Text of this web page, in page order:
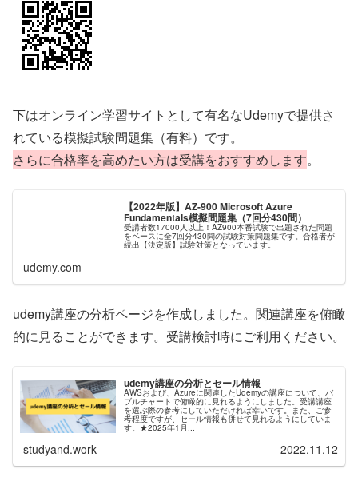
下はオンライン学習サイトとして有名なUdemyで提供さ
れている模擬試験問題集（有料）です。
さらに合格率を高めたい方は受講をおすすめします。
【2022年版】AZ-900 Microsoft Azure
Fundamentals模擬問題集（7回分430問）
受講者数17000人以上！AZ900本番試験で出題された問題
をベースに全7回分430問の試験対策問題集です。合格者が
続出【決定版】試験対策となっています。
udemy.com
udemy講座の分析ページを作成しました。関連講座を俯瞰
的に見ることができます。受講検討時にご利用ください。
udemy講座の分析とセール情報
AWSおよび、Azureに関連したUdemyの講座について、バ
ブルチャートで俯瞰的に見れるようにしました。受講講座
を選ぶ際の参考にしていただければ幸いです。また、ご参
考程度ですが、セール情報も併せて見れるようにしていま
す。★2025年1月...
studyand.work 2022.11.12